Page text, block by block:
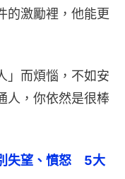
的激勵裡，他能更
」而煩惱，不如安
人，你依然是很棒
失望、憤怒　5大